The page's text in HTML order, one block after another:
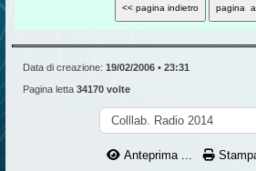
Data di creazione: 19/02/2006 • 23:31
Pagina letta 34170 volte
Anteprima ...